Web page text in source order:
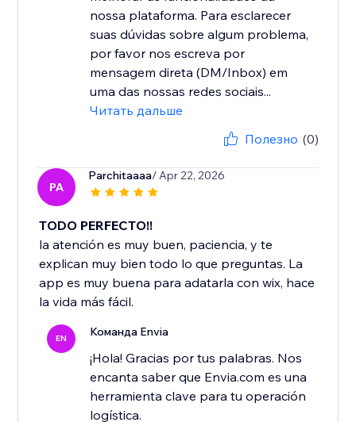
nossa plataforma. Para esclarecer
suas dúvidas sobre algum problema,
por favor nos escreva por
mensagem direta (DM/Inbox) em
uma das nossas redes sociais...
Читать дальше
Полезно (0)
PA
Parchitaaaa/ Apr 22, 2026
TODO PERFECTO!!
la atención es muy buen, paciencia, y te
explican muy bien todo lo que preguntas. La
app es muy buena para adatarla con wix, hace
la vida más fácil.
EN Команда Envia
¡Hola! Gracias por tus palabras. Nos
encanta saber que Envia.com es una
herramienta clave para tu operación